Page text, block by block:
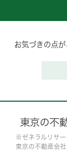
お気づきの点
東京の不
※ゼネラルリサー
東京の不動産会社